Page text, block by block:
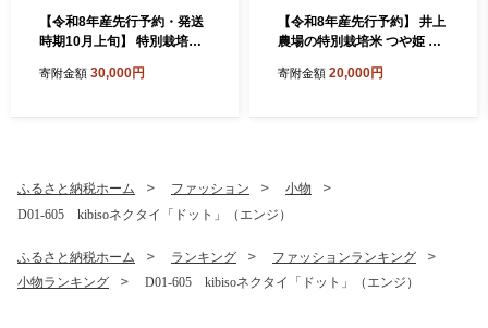
【令和8年産先行予約・発送
時期10月上旬】 特別栽培米
2) 山形県鶴岡市産 株式会
寄附金額 30,000円
【令和8年産先行予約】 井上
農場の特別栽培米 つや姫 無
56 山形県鶴岡市
寄附金額 20,000円
ふるさと納税ホーム ファッション
小物
D01-605 kibisoネクタイ「ドット」（エンジ）
ふるさと納税ホーム ランキング
ファッションランキング
小物ランキング
D01-605 kibisoネクタイ「ドット」（エンジ）